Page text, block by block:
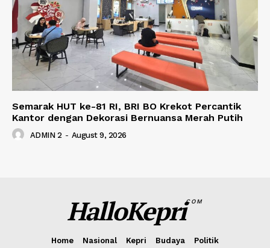
Semarak HUT ke-81 RI, BRI BO Krekot Percantik
Kantor dengan Dekorasi Bernuansa Merah Putih
ADMIN 2 - August 9, 2026
HalloKepriCOM
Home Nasional Kepri Budaya Politik